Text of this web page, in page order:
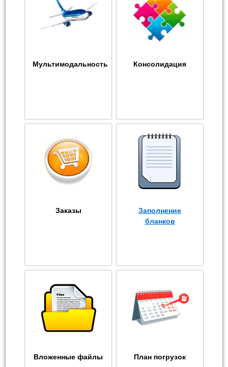
Мультимодальность Консолидация
Заказы
Заполнение
бланков
Вложенные файлы План погрузок